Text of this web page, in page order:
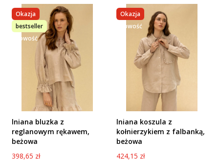
Okazja
bestseller
nowość
lniana bluzka z
reglanowym rękawem,
beżowa
Cena promocyjna
398,65 zł
Okazja
nowość
lniana koszula z
kołnierzykiem z falbanką,
beżowa
Cena promocyjna
424,15 zł